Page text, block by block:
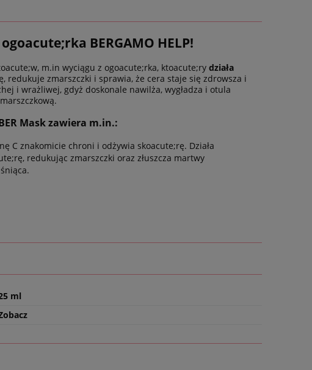
BERGAMO HELP!
m.in wyciągu z ogoacute;rka, ktoacute;ry działa
redukuje zmarszczki i sprawia, że cera staje się zdrowsza i
i wrażliwej, gdyż doskonale nawilża, wygładza i otula
Mask zawiera m.in.:
C znakomicie chroni i odżywia skoacute;rę. Działa
redukując zmarszczki oraz złuszcza martwy
ml